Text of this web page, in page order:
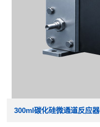
300ml碳化硅微通道反应器